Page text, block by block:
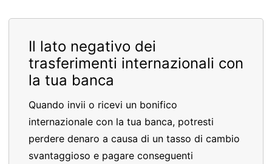
Il lato negativo dei
trasferimenti internazionali con
la tua banca
Quando invii o ricevi un bonifico
internazionale con la tua banca, potresti
perdere denaro a causa di un tasso di cambio
svantaggioso e pagare conseguenti